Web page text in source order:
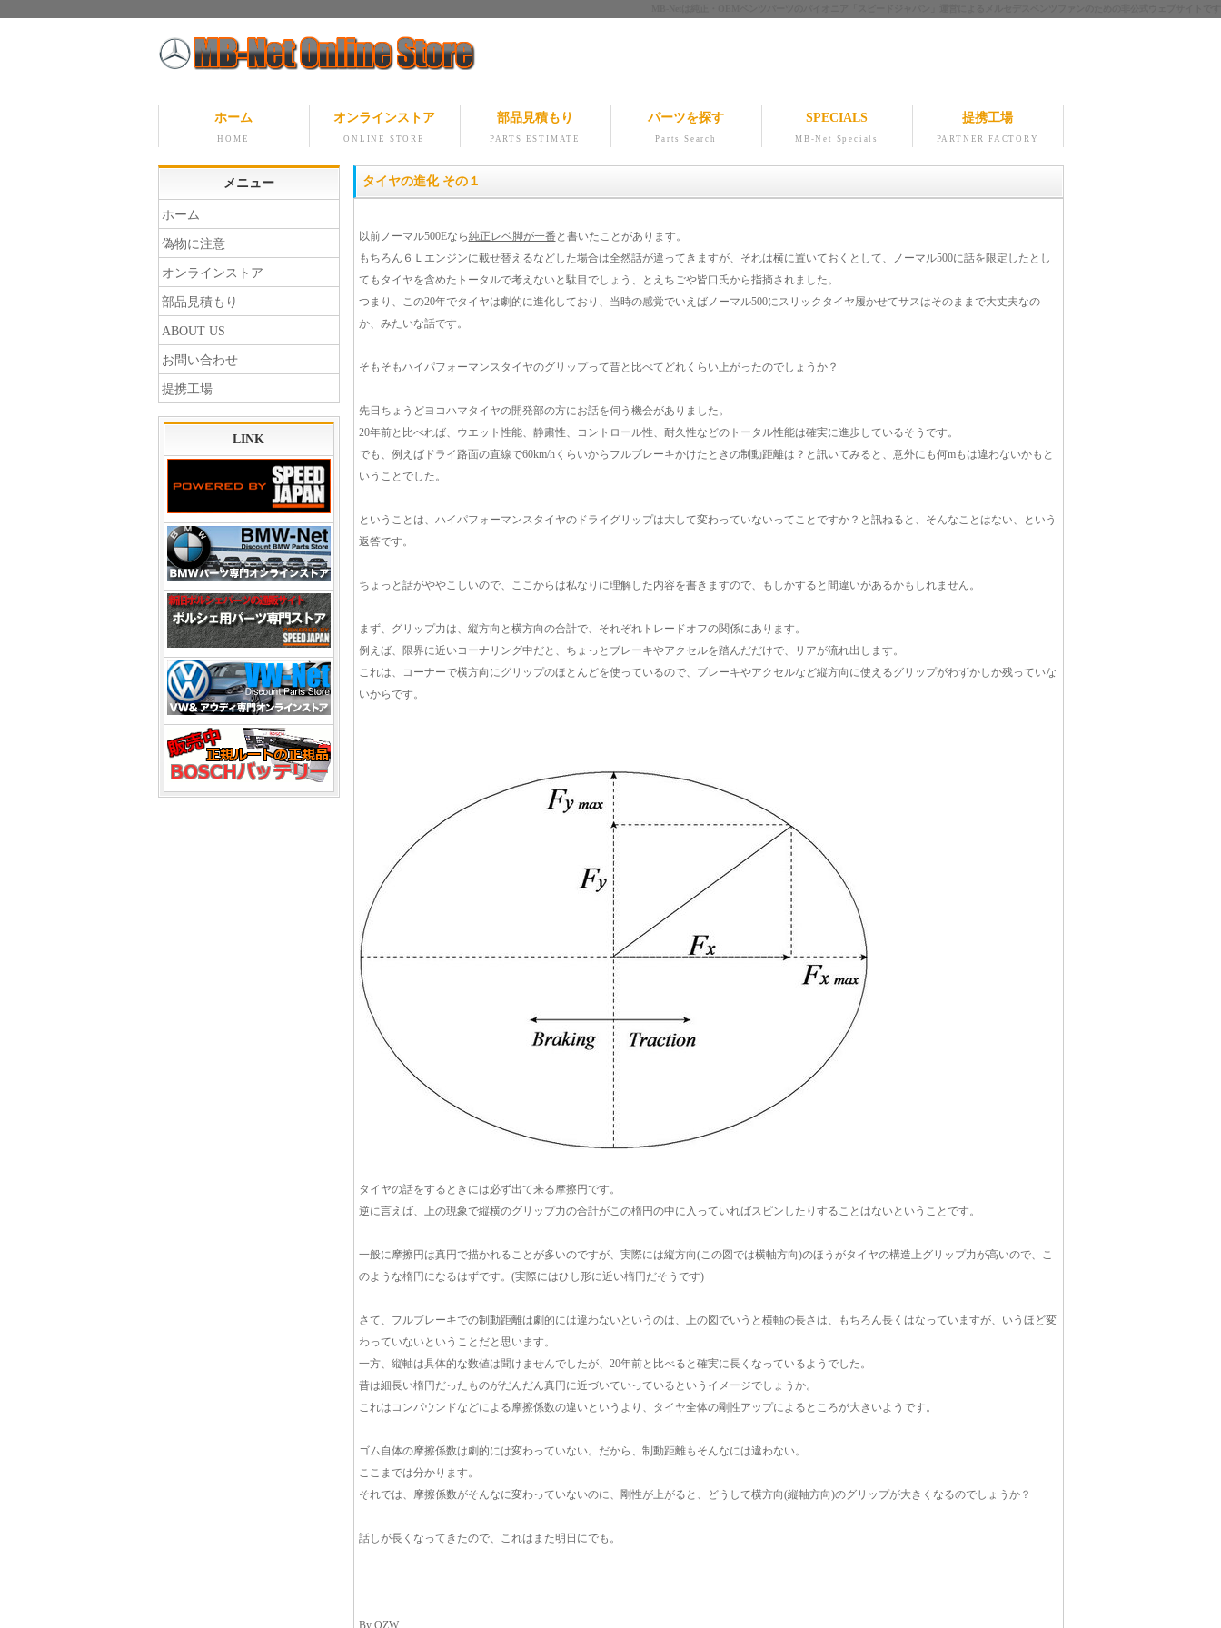
ホーム
HOME
オンラインストア
ONLINE STORE
部品見積もり
PARTS ESTIMATE
パーツを探す
Parts Search
SPECIALS
MB-Net Specials
提携工場
PARTNER FACTORY
タイヤの進化 その１
以前ノーマル500Eなら純正レベ脚が一番 と書いたことがあります。
もちろん６Ｌエンジンに載せ替えるなどした場合は全然話が違ってきますが、それは横に置いておくとして、ノーマル500に話を限定したとし
てもタイヤを含めたトータルで考えないと駄目でしょう、とえちごや皆口氏から指摘されました。
つまり、この20年でタイヤは劇的に進化しており、当時の感覚でいえばノーマル500にスリックタイヤ履かせてサスはそのままで大丈夫なの
か、みたいな話です。
そもそもハイパフォーマンスタイヤのグリップって昔と比べてどれくらい上がったのでしょうか？
先日ちょうどヨコハマタイヤの開発部の方にお話を伺う機会がありました。
20年前と比べれば、ウエット性能、静粛性、コントロール性、耐久性などのトータル性能は確実に進歩しているそうです。
でも、例えばドライ路面の直線で60km/hくらいからフルブレーキかけたときの制動距離は？と訊いてみると、意外にも何mもは違わないかもと
いうことでした。
ということは、ハイパフォーマンスタイヤのドライグリップは大して変わっていないってことですか？と訊ねると、そんなことはない、という
返答です。
ちょっと話がややこしいので、ここからは私なりに理解した内容を書きますので、もしかすると間違いがあるかもしれません。
まず、グリップ力は、縦方向と横方向の合計で、それぞれトレードオフの関係にあります。
例えば、限界に近いコーナリング中だと、ちょっとブレーキやアクセルを踏んだだけで、リアが流れ出します。
これは、コーナーで横方向にグリップのほとんどを使っているので、ブレーキやアクセルなど縦方向に使えるグリップがわずかしか残っていな
いからです。
タイヤの話をするときには必ず出て来る摩擦円です。
逆に言えば、上の現象で縦横のグリップ力の合計がこの楕円の中に入っていればスピンしたりすることはないということです。
一般に摩擦円は真円で描かれることが多いのですが、実際には縦方向(この図では横軸方向)のほうがタイヤの構造上グリップ力が高いので、こ
のような楕円になるはずです。(実際にはひし形に近い楕円だそうです)
さて、フルブレーキでの制動距離は劇的には違わないというのは、上の図でいうと横軸の長さは、もちろん長くはなっていますが、いうほど変
わっていないということだと思います。
一方、縦軸は具体的な数値は聞けませんでしたが、20年前と比べると確実に長くなっているようでした。
昔は細長い楕円だったものがだんだん真円に近づいていっているというイメージでしょうか。
これはコンパウンドなどによる摩擦係数の違いというより、タイヤ全体の剛性アップによるところが大きいようです。
ゴム自体の摩擦係数は劇的には変わっていない。だから、制動距離もそんなには違わない。
ここまでは分かります。
それでは、摩擦係数がそんなに変わっていないのに、剛性が上がると、どうして横方向(縦軸方向)のグリップが大きくなるのでしょうか？
話しが長くなってきたので、これはまた明日にでも。
By OZW
メニュー
ホーム
偽物に注意
オンラインストア
部品見積もり
ABOUT US
お問い合わせ
提携工場
LINK